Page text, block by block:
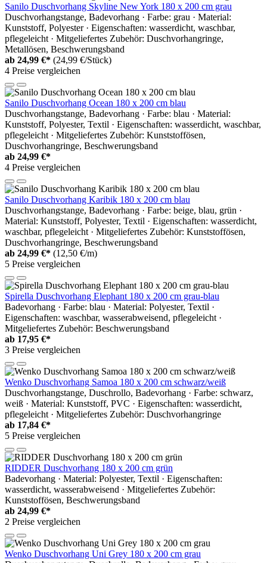
Sanilo Duschvorhang Skyline New York 180 x 200 cm grau
Duschvorhangstange, Badevorhang · Farbe: grau · Material:
Kunststoff, Polyester · Eigenschaften: wasserdicht, waschbar,
pflegeleicht · Mitgeliefertes Zubehör: Duschvorhangringe,
Metallösen, Beschwerungsband
ab 24,99 €* (24,99 €/Stück)
4 Preise vergleichen
Sanilo Duschvorhang Ocean 180 x 200 cm blau
Duschvorhangstange, Badevorhang · Farbe: blau · Material:
Kunststoff, Polyester, Textil · Eigenschaften: wasserdicht, waschbar,
pflegeleicht · Mitgeliefertes Zubehör: Kunststoffösen,
Duschvorhangringe, Beschwerungsband
ab 24,99 €*
4 Preise vergleichen
Sanilo Duschvorhang Karibik 180 x 200 cm blau
Duschvorhangstange, Badevorhang · Farbe: beige, blau, grün ·
Material: Kunststoff, Polyester, Textil · Eigenschaften: wasserdicht,
waschbar, pflegeleicht · Mitgeliefertes Zubehör: Kunststoffösen,
Duschvorhangringe, Beschwerungsband
ab 24,99 €* (12,50 €/m)
5 Preise vergleichen
Spirella Duschvorhang Elephant 180 x 200 cm grau-blau
Badevorhang · Farbe: blau · Material: Polyester, Textil ·
Eigenschaften: waschbar, wasserabweisend, pflegeleicht ·
Mitgeliefertes Zubehör: Beschwerungsband
ab 17,95 €*
3 Preise vergleichen
Wenko Duschvorhang Samoa 180 x 200 cm schwarz/weiß
Duschvorhangstange, Duschrollo, Badevorhang · Farbe: schwarz,
weiß · Material: Kunststoff, PVC · Eigenschaften: wasserdicht,
pflegeleicht · Mitgeliefertes Zubehör: Duschvorhangringe
ab 17,84 €*
5 Preise vergleichen
RIDDER Duschvorhang 180 x 200 cm grün
Badevorhang · Material: Polyester, Textil · Eigenschaften:
wasserdicht, wasserabweisend · Mitgeliefertes Zubehör:
Kunststoffösen, Beschwerungsband
ab 24,99 €*
2 Preise vergleichen
Wenko Duschvorhang Uni Grey 180 x 200 cm grau